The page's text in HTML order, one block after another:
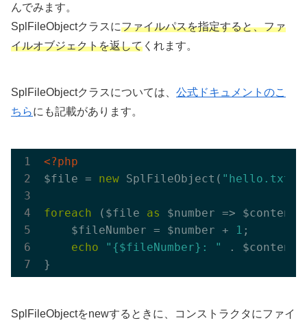
んでみます。
SplFileObjectクラスにファイルパスを指定すると、ファ
イルオブジェクトを返して くれます。
SplFileObjectクラスについては、 公式ドキュメントのこ
ちらにも記載があります。
<?php
$file = new SplFileObject( "hello.txt"
foreach ($file as
$number =>
    $fileNumber = $number +
1 ;
echo
"{$fileNumber}: "
. $content;
SplFileObjectをnewするときに、コンストラクタにファイ